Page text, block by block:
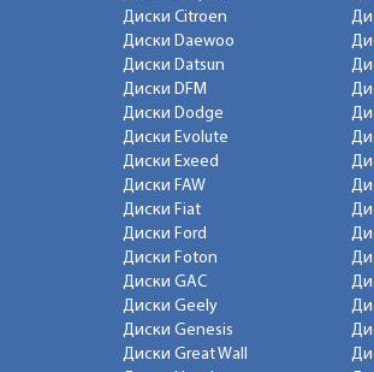
Диски Citroen
Диски Daewoo
Диски Datsun
Диски DFM
Диски Dodge
Диски Evolute
Диски Exeed
Диски FAW
Диски Fiat
Диски Ford
Диски Foton
Диски GAC
Диски Geely
Диски Genesis
Диски Great Wall